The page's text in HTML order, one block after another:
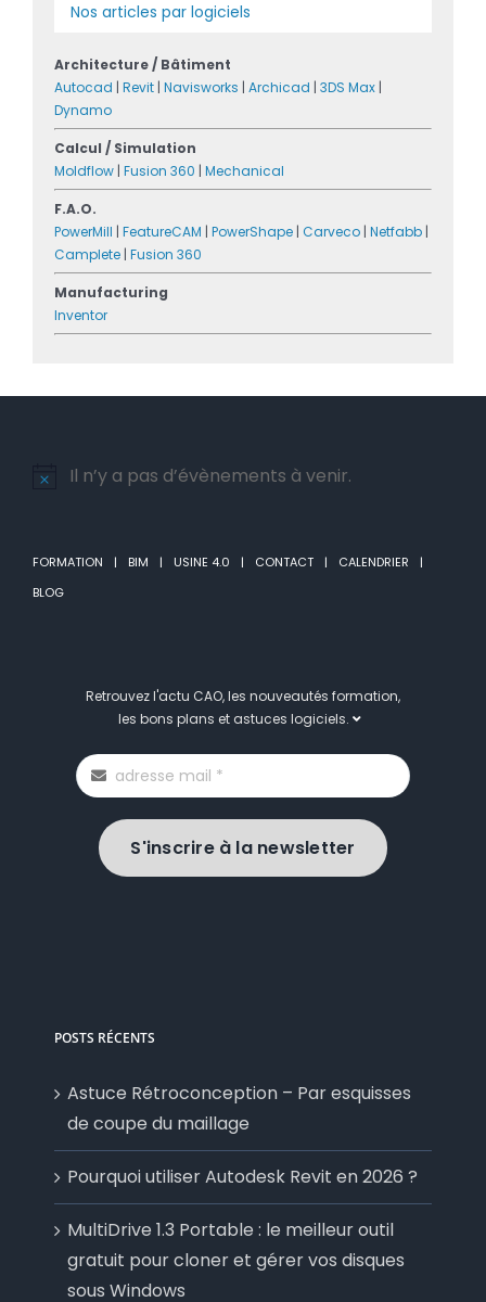
Nos articles par logiciels
Architecture / Bâtiment
Autocad | Revit | Navisworks | Archicad | 3DS Max |
Dynamo
Calcul / Simulation
Moldflow | Fusion 360 | Mechanical
F.A.O.
PowerMill | FeatureCAM | PowerShape | Carveco | Netfabb |
Camplete | Fusion 360
Manufacturing
Inventor
Notice
Il n’y a pas d’évènements à venir.
FORMATION BIM USINE 4.0 CONTACT
CALENDRIER
BLOG
Retrouvez l'actu CAO, les nouveautés formation,
les bons plans et astuces logiciels.
S'inscrire à la newsletter
POSTS RÉCENTS
Astuce Rétroconception – Par esquisses
de coupe du maillage
Pourquoi utiliser Autodesk Revit en 2026 ?
MultiDrive 1.3 Portable : le meilleur outil
gratuit pour cloner et gérer vos disques
sous Windows